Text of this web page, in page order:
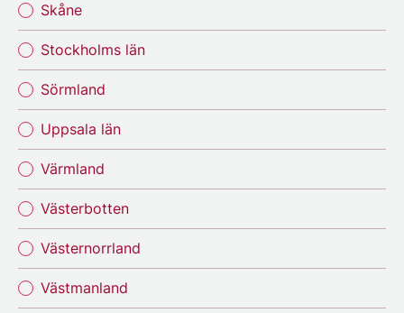
Skåne
Stockholms län
Sörmland
Uppsala län
Värmland
Västerbotten
Västernorrland
Västmanland